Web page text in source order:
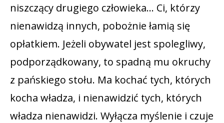
niszczący drugiego człowieka… Ci, którzy
nienawidzą innych, pobożnie łamią się
opłatkiem. Jeżeli obywatel jest spolegliwy,
podporządkowany, to spadną mu okruchy
z pańskiego stołu. Ma kochać tych, których
kocha władza, i nienawidzić tych, których
władza nienawidzi. Wyłącza myślenie i czuje